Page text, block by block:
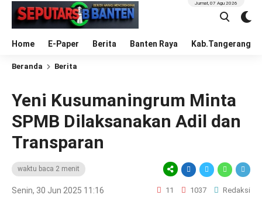
Home E-Paper Berita Banten Raya Kab.Tangerang
Jumat, 07 Agu 2026
Beranda Berita
Yeni Kusumaningrum Minta
SPMB Dilaksanakan Adil dan
Transparan
waktu baca 2 menit
Senin, 30 Jun 2025 11:16 11 1037 Redaksi